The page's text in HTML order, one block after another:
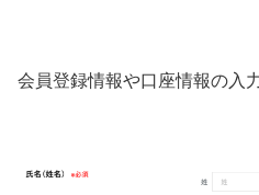
会員登録情報や口座情報の入